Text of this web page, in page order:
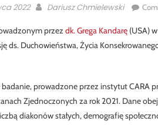
2022 Author
Dariusz Chmielewski
przezdk. Grega Kandarę (USA)
ds. Duchowieństwa, Życia
badanie, prowadzone przez instytut CARA
Zjednoczonych za rok 2021. Dane
diakonów stałych, demografię